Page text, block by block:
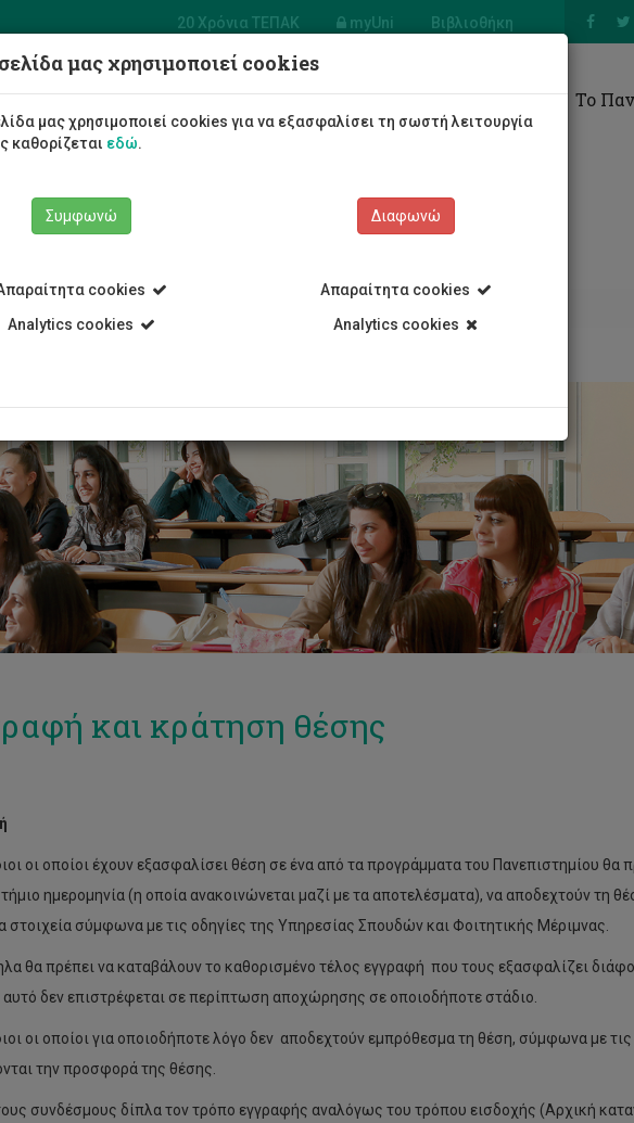
20 Χρόνια ΤΕΠΑΚ myUni Βιβλιοθήκη
Φοιτητές/τριες Σπουδές Έρευνα Το
και κράτηση θέσης
οι οποίοι έχουν εξασφαλίσει θέση σε ένα από τα προγράμματα του Πανεπιστημίου θα
ημερομηνία (η οποία ανακοινώνεται μαζί με τα αποτελέσματα), να αποδεχτούν τη
στοιχεία σύμφωνα με τις οδηγίες της Υπηρεσίας Σπουδών και Φοιτητικής Μέριμνας.
θα πρέπει να καταβάλουν το καθορισμένο τέλος εγγραφή που τους εξασφαλίζει
δεν επιστρέφεται σε περίπτωση αποχώρησης σε οποιοδήποτε στάδιο.
οι οποίοι για οποιοδήποτε λόγο δεν αποδεχτούν εμπρόθεσμα τη θέση, σύμφωνα με
την προσφορά της θέσης.
συνδέσμους δίπλα τον τρόπο εγγραφής αναλόγως του τρόπου εισδοχής (Αρχική
μας χρησιμοποιεί cookies
μας χρησιμοποιεί cookies για να εξασφαλίσει τη σωστή λειτουργία
καθορίζεται εδώ.
Συμφωνώ
cookies
Analytics cookies
Διαφωνώ
Απαραίτητα cookies
Analytics cookies